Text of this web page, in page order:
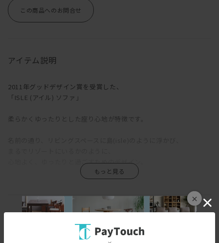
×
この商品へのお問合せ
アイテム説明
2011年グッドデザイン賞を受賞した、
「ISLE (アイル) ソファ」
柔らかくゆったりとした座り心地が特徴です。
心地よく、ゆったりと過ごすためのデザイン。
アーム、背、座はそれぞれフェザー入りのクッションが使われてお
リラックスした座り心地を実現。